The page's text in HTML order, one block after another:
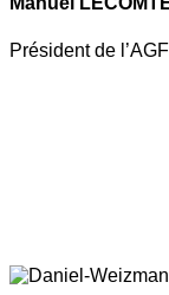
Président de